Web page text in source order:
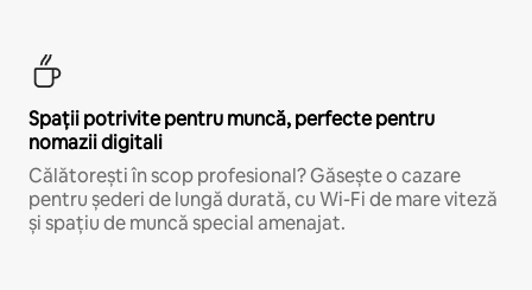
Spații potrivite pentru muncă, perfecte pentru
nomazii digitali
Călătorești în scop profesional? Găsește o cazare
pentru șederi de lungă durată, cu Wi-Fi de mare viteză
și spațiu de muncă special amenajat.